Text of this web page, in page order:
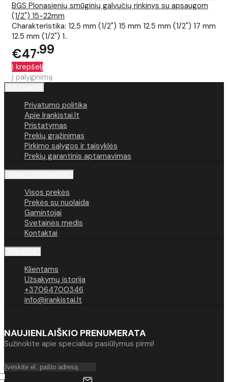
BGS Plonasienių smūginių galvučių rinkinys su apsaugom
(1/2") 15-22mm
Charakteristika: 12.5 mm (1/2") 15 mm 12.5 mm (1/2") 17 mm
12.5 mm (1/2") 1..
€47 99
Į krepšelį
Į palyginimą
Privatumo politika
Apie Irankistai.lt
Pristatymas
Prekių grąžinimas
Pirkimo sąlygos ir taisyklės
Prekių garantinis aptarnavimas
Visos prekės
Prekės su nuolaida
Gamintojai
Svetainės medis
Kontaktai
Klientams
Užsakymų istorija
+37064700346
info@irankistai.lt
NAUJIENLAIŠKIO PRENUMERATA
Sužinokite apie specialius pasiūlymus pirmi!